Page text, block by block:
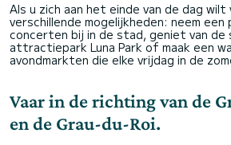
Als u zich aan het einde van de dag wilt
verschillende mogelijkheden: neem
concerten bij in de stad, geniet van de
attractiepark Luna Park of maak een
avondmarkten die elke vrijdag in de
Vaar in de richting van de
en de Grau-du-Roi.